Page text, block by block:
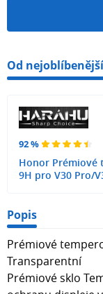
Od
92 %
Honor Prémiové
9H pro V30 Pro/
Popis
Prémiové
Transparentní
Prémiové sklo